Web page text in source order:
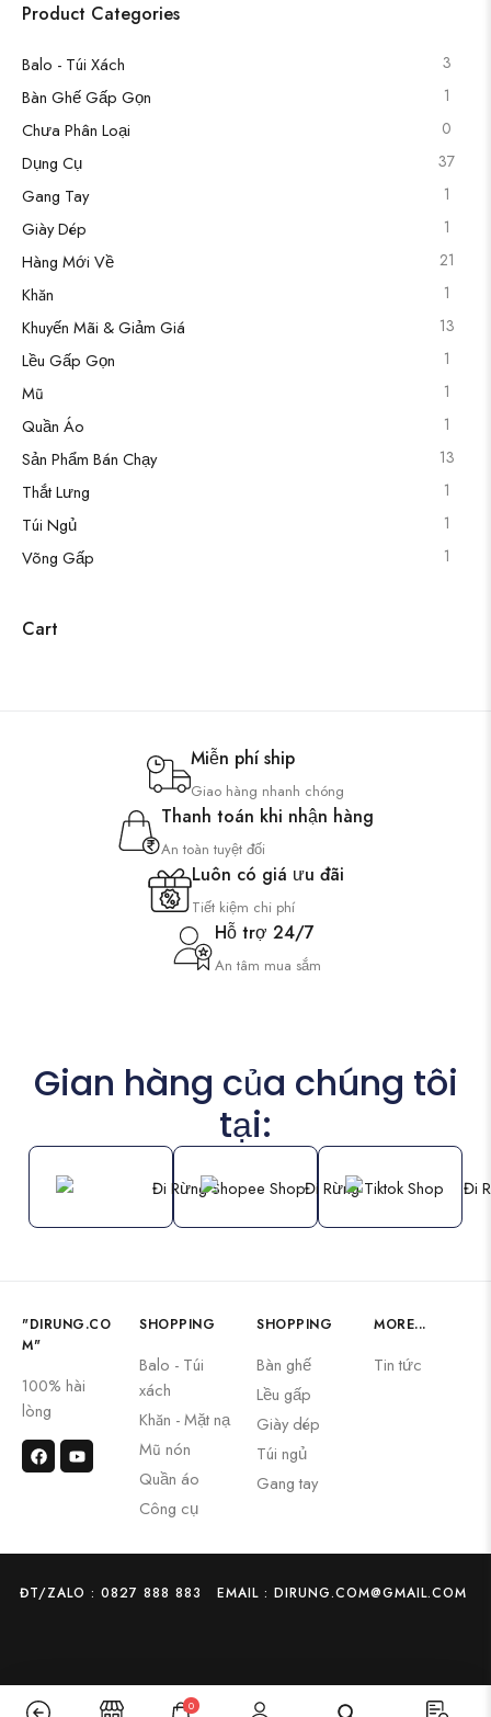
Product Categories
Balo - Túi Xách 3
Bàn Ghế Gấp Gọn 1
Chưa Phân Loại 0
Dụng Cụ 37
Gang Tay 1
Giày Dép 1
Hàng Mới Về 21
Khăn 1
Khuyến Mãi & Giảm Giá 13
Lều Gấp Gọn 1
Mũ 1
Quần Áo 1
Sản Phẩm Bán Chạy 13
Thắt Lưng 1
Túi Ngủ 1
Võng Gấp 1
Cart
Miễn phí ship
Giao hàng nhanh chóng
Thanh toán khi nhận hàng
An toàn tuyệt đối
Luôn có giá ưu đãi
Tiết kiệm chi phí
Hỗ trợ 24/7
An tâm mua sắm
Gian hàng của chúng tôi
tại:
"DIRUNG.CO
M"
100% hài
lòng
SHOPPING
Balo - Túi
xách
Khăn - Mặt nạ
Mũ nón
Quần áo
Công cụ
SHOPPING
Bàn ghế
Lều gấp
Giày dép
Túi ngủ
Gang tay
MORE...
Tin tức
ĐT/ZALO : 0827 888 883 EMAIL : DIRUNG.COM@GMAIL.COM
0